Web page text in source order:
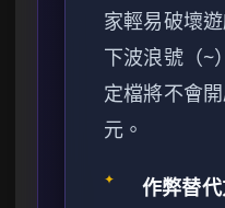
家輕易破壞
下波浪號（~
定檔將不會
元。
✦ 作弊替